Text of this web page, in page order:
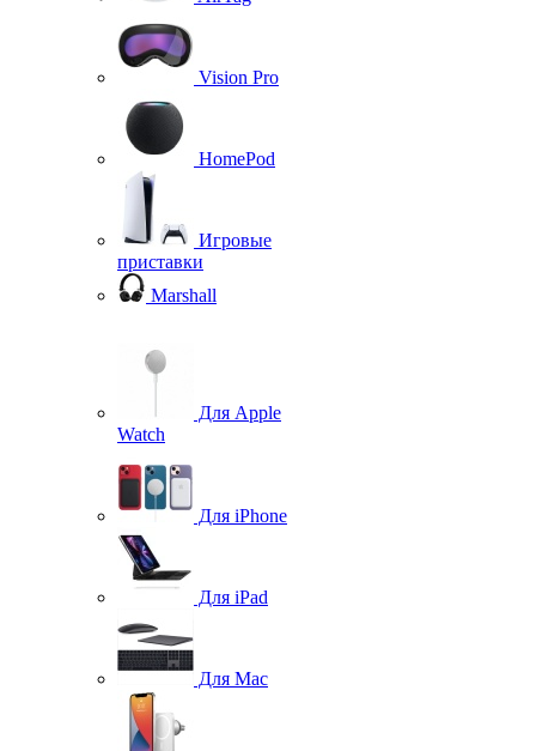
Vision Pro
HomePod
Игровые
приставки
Marshall
Для Apple
Watch
Для iPhone
Для iPad
Для Mac